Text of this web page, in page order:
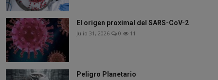
El origen proximal del SARS-CoV-2
Julio 31, 2026 0 11
Peligro Planetario